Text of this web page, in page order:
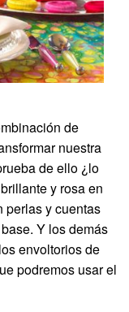
de
nuestra
de ello ¿lo
y rosa en
perlas y cuentas
Y los demás
envoltorios de
podremos usar el